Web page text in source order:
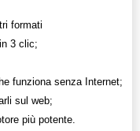
formati
3 clic;
funziona senza Internet;
sul web;
più potente.